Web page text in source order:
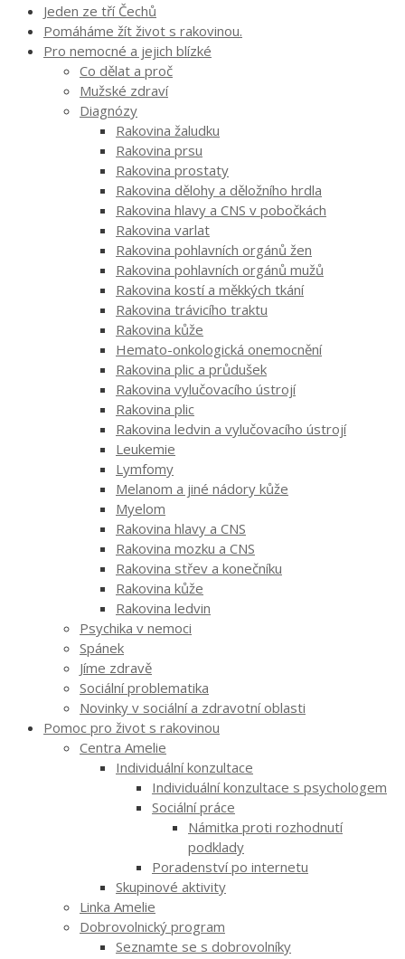
Jeden ze tří Čechů
Pomáháme žít život s rakovinou.
Pro nemocné a jejich blízké
Co dělat a proč
Mužské zdraví
Diagnózy
Rakovina žaludku
Rakovina prsu
Rakovina prostaty
Rakovina dělohy a děložního hrdla
Rakovina hlavy a CNS v pobočkách
Rakovina varlat
Rakovina pohlavních orgánů žen
Rakovina pohlavních orgánů mužů
Rakovina kostí a měkkých tkání
Rakovina trávicího traktu
Rakovina kůže
Hemato-onkologická onemocnění
Rakovina plic a průdušek
Rakovina vylučovacího ústrojí
Rakovina plic
Rakovina ledvin a vylučovacího ústrojí
Leukemie
Lymfomy
Melanom a jiné nádory kůže
Myelom
Rakovina hlavy a CNS
Rakovina mozku a CNS
Rakovina střev a konečníku
Rakovina kůže
Rakovina ledvin
Psychika v nemoci
Spánek
Jíme zdravě
Sociální problematika
Novinky v sociální a zdravotní oblasti
Pomoc pro život s rakovinou
Centra Amelie
Individuální konzultace
Individuální konzultace s psychologem
Sociální práce
Námitka proti rozhodnutí
podklady
Poradenství po internetu
Skupinové aktivity
Linka Amelie
Dobrovolnický program
Seznamte se s dobrovolníky